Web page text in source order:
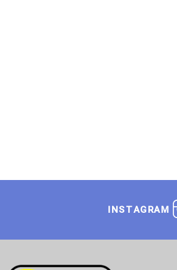
INSTAGRAM